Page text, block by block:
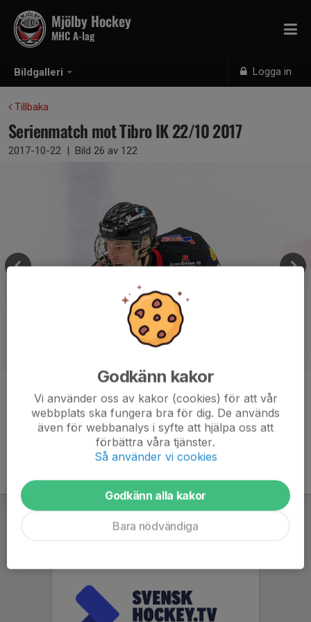
Bildgalleri Logga in
Mjölby Hockey
MHC A-lag
Tillbaka
Serienmatch mot Tibro IK 22/10 2017
2017-10-22 | Bild 26 av 122
Kommentarer
Godkänn kakor
Vi använder oss av kakor (cookies) för att vår
webbplats ska fungera bra för dig. De används
även för webbanalys i syfte att hjälpa oss att
förbättra våra tjänster.
Så använder vi cookies
Godkänn alla kakor
Bara nödvändiga